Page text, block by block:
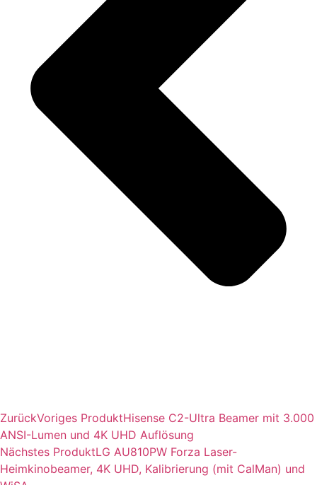
ZurückVoriges ProduktHisense C2-Ultra Beamer mit 3.000
ANSI-Lumen und 4K UHD Auflösung
Nächstes ProduktLG AU810PW Forza Laser-
Heimkinobeamer, 4K UHD, Kalibrierung (mit CalMan) und